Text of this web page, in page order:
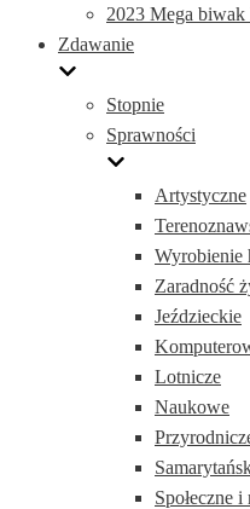
2023 Mega biwak
Zdawanie
Stopnie
Sprawności
Artystyczne
Wyrobienie
Zaradność
Jeździeckie
Lotnicze
Naukowe
Społeczne